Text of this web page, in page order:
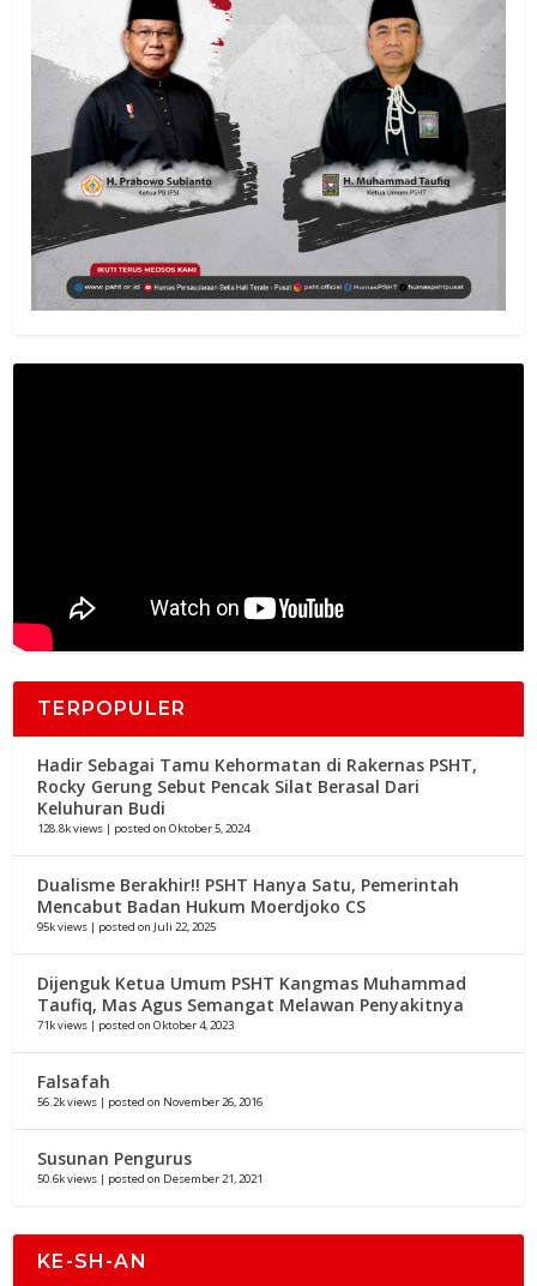
TERPOPULER
Hadir Sebagai Tamu Kehormatan di Rakernas PSHT,
Rocky Gerung Sebut Pencak Silat Berasal Dari
Keluhuran Budi
128.8k views | posted on Oktober 5, 2024
Dualisme Berakhir!! PSHT Hanya Satu, Pemerintah
Mencabut Badan Hukum Moerdjoko CS
95k views | posted on Juli 22, 2025
Dijenguk Ketua Umum PSHT Kangmas Muhammad
Taufiq, Mas Agus Semangat Melawan Penyakitnya
71k views | posted on Oktober 4, 2023
Falsafah
56.2k views | posted on November 26, 2016
Susunan Pengurus
50.6k views | posted on Desember 21, 2021
KE-SH-AN